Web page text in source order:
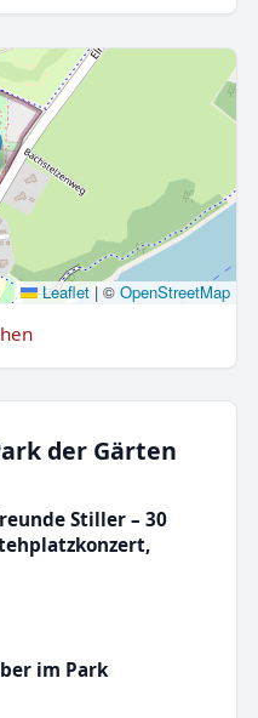
Leaflet |© OpenStreetMap
der Gärten
Stiller – 30
im Park